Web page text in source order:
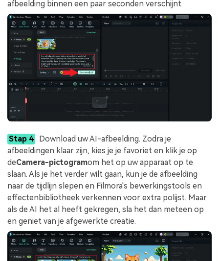
afbeelding binnen een paar seconden verschijnt.
Stap 4
Download uw AI-afbeelding. Zodra je
afbeeldingen klaar zijn, kies je je favoriet en klik je op
deCamera-pictogramom het op uw apparaat op te
slaan. Als je het verder wilt gaan, kun je de afbeelding
naar de tijdlijn slepen en Filmora's bewerkingstools en
effectenbibliotheek verkennen voor extra polijst. Maar
als de AI het al heeft gekregen, sla het dan meteen op
en geniet van je afgewerkte creatie.